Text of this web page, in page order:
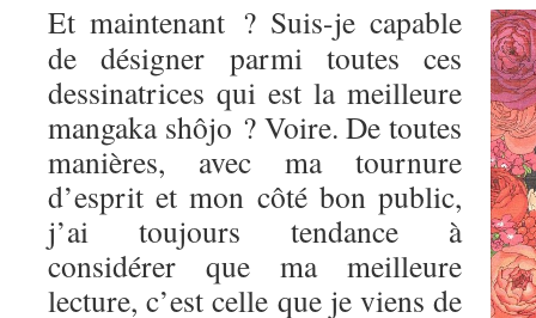
Et maintenant ? Suis-je capable
de désigner parmi toutes ces
dessinatrices qui est la meilleure
mangaka shôjo ? Voire. De toutes
manières, avec ma tournure
d’esprit et mon côté bon public,
j’ai toujours tendance à
considérer que ma meilleure
lecture, c’est celle que je viens de